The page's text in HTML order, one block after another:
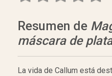
Resumen de
máscara de
La vida de Callum está